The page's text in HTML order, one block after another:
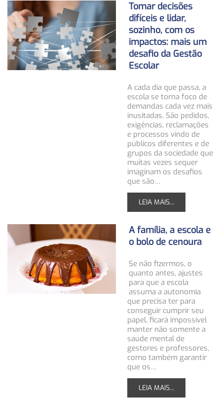
Tomar decisões
difíceis e lidar,
sozinho, com os
impactos: mais um
desafio da Gestão
Escolar
A cada dia que passa, a
escola se torna foco de
demandas cada vez mais
inusitadas. São pedidos,
exigências, reclamações
e processos vindo de
públicos diferentes e de
grupos da sociedade que
muitas vezes sequer
imaginam os desafios
que são…
LEIA MAIS...
A família, a escola e
o bolo de cenoura
Se não fizermos, o
quanto antes, ajustes
para que a escola
assuma a autonomia
que precisa ter para
conseguir cumprir seu
papel, ficará impossível
manter não somente a
saúde mental de
gestores e professores,
como também garantir
que os…
LEIA MAIS...